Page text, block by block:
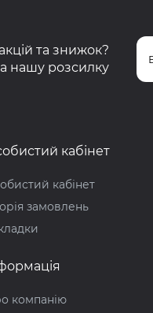
та знижок?
нашу розсилку
кабінет
кабінет
замовлень
компанію